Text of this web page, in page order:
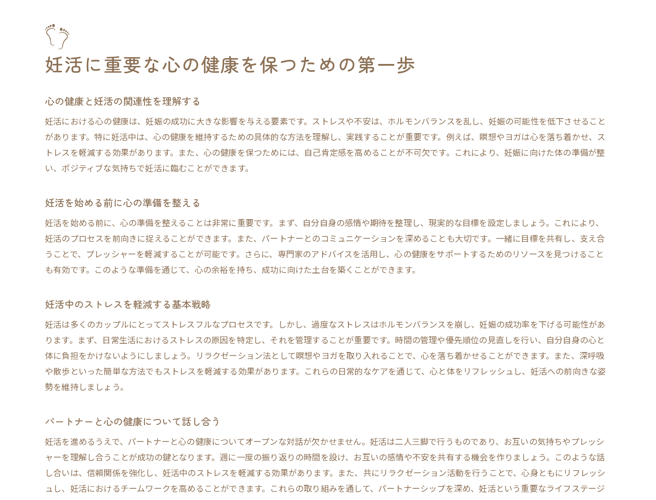
ストレスが妊活に与える影響を知る
サポートグループへの参加のメリット
心を落ち着かせるための環境作り
感情を開放することの重要性
瞑想と深呼吸で妊活をスムーズに進める方法
日常に取り入れる瞑想の時間
深呼吸を習慣化するためのコツ
瞑想と深呼吸がもたらす心身のバランス
瞑想教室への参加の利点
妊活におけるホルモンバランスの重要性
ホルモンバランスを整える食生活
心の健康がホルモンに与える影響
日常のルーティーンを見直す
リラクゼーションを意識した生活習慣
簡単にできる心のエクササイズ
心の健康を支える趣味の見つけ方
妊活に重要な心の健康を保つための第一歩
心の健康と妊活の関連性を理解する
妊活における心の健康は、妊娠の成功に大きな影響を与える要素です。ストレスや不安は、ホルモンバランスを乱し、妊娠の可能性を低下させること
があります。特に妊活中は、心の健康を維持するための具体的な方法を理解し、実践することが重要です。例えば、瞑想やヨガは心を落ち着かせ、ス
トレスを軽減する効果があります。また、心の健康を保つためには、自己肯定感を高めることが不可欠です。これにより、妊娠に向けた体の準備が整
い、ポジティブな気持ちで妊活に臨むことができます。
妊活を始める前に心の準備を整える
妊活を始める前に、心の準備を整えることは非常に重要です。まず、自分自身の感情や期待を整理し、現実的な目標を設定しましょう。これにより、
妊活のプロセスを前向きに捉えることができます。また、パートナーとのコミュニケーションを深めることも大切です。一緒に目標を共有し、支え合
うことで、プレッシャーを軽減することが可能です。さらに、専門家のアドバイスを活用し、心の健康をサポートするためのリソースを見つけること
も有効です。このような準備を通じて、心の余裕を持ち、成功に向けた土台を築くことができます。
妊活中のストレスを軽減する基本戦略
妊活は多くのカップルにとってストレスフルなプロセスです。しかし、過度なストレスはホルモンバランスを崩し、妊娠の成功率を下げる可能性があ
ります。まず、日常生活におけるストレスの原因を特定し、それを管理することが重要です。時間の管理や優先順位の見直しを行い、自分自身の心と
体に負担をかけないようにしましょう。リラクゼーション法として瞑想やヨガを取り入れることで、心を落ち着かせることができます。また、深呼吸
や散歩といった簡単な方法でもストレスを軽減する効果があります。これらの日常的なケアを通じて、心と体をリフレッシュし、妊活への前向きな姿
勢を維持しましょう。
パートナーと心の健康について話し合う
妊活を進めるうえで、パートナーと心の健康についてオープンな対話が欠かせません。妊活は二人三脚で行うものであり、お互いの気持ちやプレッシ
ャーを理解し合うことが成功の鍵となります。週に一度の振り返りの時間を設け、お互いの感情や不安を共有する機会を作りましょう。このような話
し合いは、信頼関係を強化し、妊活中のストレスを軽減する効果があります。また、共にリラクゼーション活動を行うことで、心身ともにリフレッシ
ュし、妊活におけるチームワークを高めることができます。これらの取り組みを通して、パートナーシップを深め、妊活という重要なライフステージ